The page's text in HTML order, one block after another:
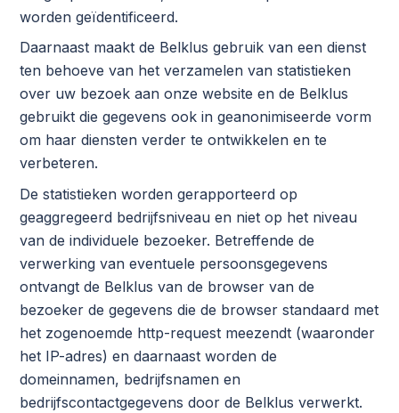
worden geïdentificeerd.
Daarnaast maakt de Belklus gebruik van een dienst
ten behoeve van het verzamelen van statistieken
over uw bezoek aan onze website en de Belklus
gebruikt die gegevens ook in geanonimiseerde vorm
om haar diensten verder te ontwikkelen en te
verbeteren.
De statistieken worden gerapporteerd op
geaggregeerd bedrijfsniveau en niet op het niveau
van de individuele bezoeker. Betreffende de
verwerking van eventuele persoonsgegevens
ontvangt de Belklus van de browser van de
bezoeker de gegevens die de browser standaard met
het zogenoemde http-request meezendt (waaronder
het IP-adres) en daarnaast worden de
domeinnamen, bedrijfsnamen en
bedrijfscontactgegevens door de Belklus verwerkt.